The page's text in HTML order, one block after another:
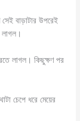
সেই বাড়াটার উপরেই
লাগল। কিছুক্ষণ পর
চেপে ধরে মেয়ের